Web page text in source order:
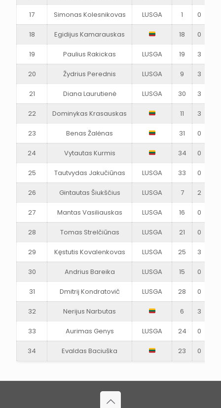
17 Simonas Kolesnikovas LUSGA 1 0
18 Egidijus Kamarauskas 18 0
19 Paulius Rakickas LUSGA 19 3
20 Žydrius Perednis LUSGA 9 3
21 Diana Laurutienė LUSGA 30 3
22 Dominykas Krasauskas 11 3
23 Benas Žalėnas 31 0
24 Vytautas Kurmis 34 0
25 Tautvydas Jakučiūnas LUSGA 33 0
26 Gintautas Šiukščius LUSGA 7 2
27 Mantas Vasiliauskas LUSGA 16 0
28 Tomas Strelčiūnas LUSGA 21 0
29 Kęstutis Kovalenkovas LUSGA 25 3
30 Andrius Bareika LUSGA 15 0
31 Dmitrij Kondratovič LUSGA 28 0
32 Nerijus Narbutas 6 3
33 Aurimas Genys LUSGA 24 0
34 Evaldas Baciuška 23 0